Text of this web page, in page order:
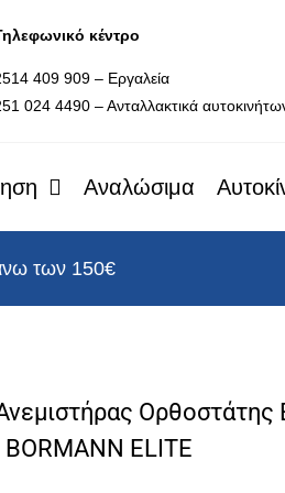
κέντρο
409 909 – Εργαλεία
024 4490 – Ανταλλακτικά
Αναλώσιμα
των 150€
Ορθοστάτης
ELITE